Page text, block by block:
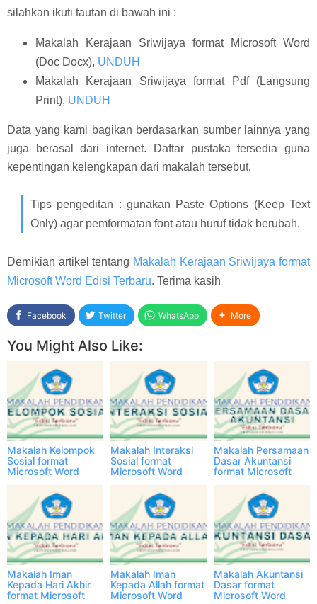
silahkan ikuti tautan di bawah ini :
Makalah Kerajaan Sriwijaya format Microsoft Word
(Doc Docx), UNDUH
Makalah Kerajaan Sriwijaya format Pdf (Langsung
Print), UNDUH
Data yang kami bagikan berdasarkan sumber lainnya yang
juga berasal dari internet. Daftar pustaka tersedia guna
kepentingan kelengkapan dari makalah tersebut.
Tips pengeditan : gunakan Paste Options (Keep Text
Only) agar pemformatan font atau huruf tidak berubah.
Demikian artikel tentang Makalah Kerajaan Sriwijaya format
Microsoft Word Edisi Terbaru. Terima kasih
Facebook Twitter WhatsApp More
You Might Also Like:
Makalah Kelompok
Sosial format
Microsoft Word
Makalah Interaksi
Sosial format
Microsoft Word
Makalah Persamaan
Dasar Akuntansi
format Microsoft
Makalah Iman
Kepada Hari Akhir
format Microsoft
Makalah Iman
Kepada Allah format
Microsoft Word
Makalah Akuntansi
Dasar format
Microsoft Word